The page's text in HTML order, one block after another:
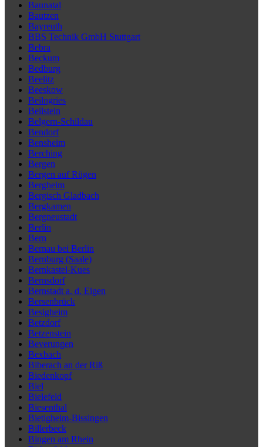
Baunatal
Bautzen
Bayreuth
BBS Technik GmbH Stuttgart
Bebra
Beckum
Bedburg
Beelitz
Beeskow
Beilngries
Beilstein
Belgern-Schildau
Bendorf
Bensheim
Berching
Bergen
Bergen auf Rügen
Bergheim
Bergisch Gladbach
Bergkamen
Bergneustadt
Berlin
Bern
Bernau bei Berlin
Bernburg (Saale)
Bernkastel-Kues
Bernsdorf
Bernstadt a. d. Eigen
Bersenbrück
Besigheim
Betzdorf
Betzenstein
Beverungen
Bexbach
Biberach an der Riß
Biedenkopf
Biel
Bielefeld
Biesenthal
Bietigheim-Bissingen
Billerbeck
Bingen am Rhein